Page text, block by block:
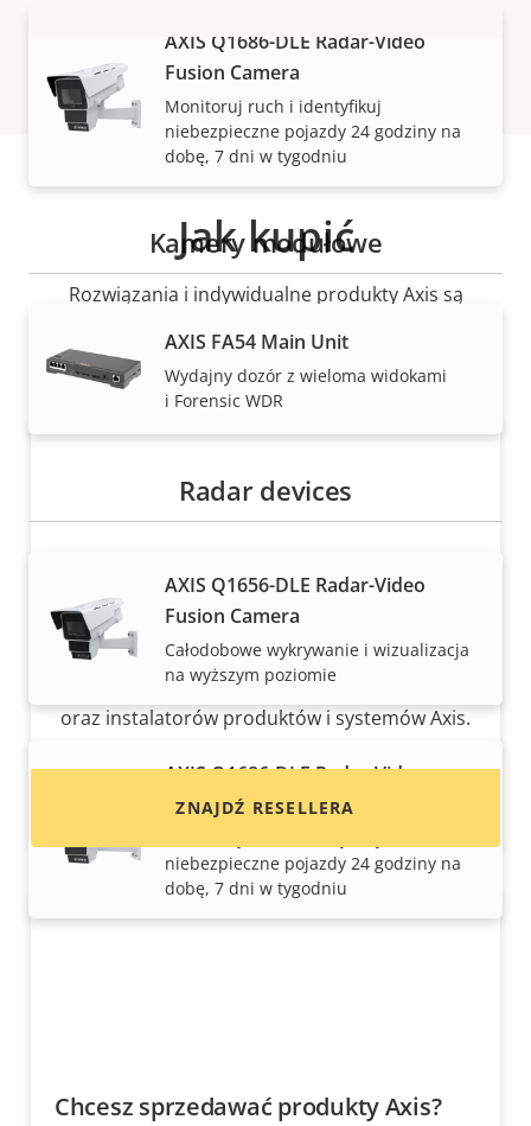
WYŚWIETL WIĘCEJ
AXIS Q1686-DLE Radar-Video
Fusion Camera
Monitoruj ruch i identyfikuj
niebezpieczne pojazdy 24 godziny na
dobę, 7 dni w tygodniu
Kamery modułowe
AXIS FA54 Main Unit
Wydajny dozór z wieloma widokami
i Forensic WDR
Radar devices
AXIS Q1656-DLE Radar-Video
Fusion Camera
Całodobowe wykrywanie i wizualizacja
na wyższym poziomie
AXIS Q1686-DLE Radar-Video
Fusion Camera
niebezpieczne pojazdy 24 godziny na
dobę, 7 dni w tygodniu
Jak kupić
Rozwiązania i indywidualne produkty Axis są
zaufanych partnerów.
Chcesz kupić produkty Axis?
Znajdź resellerów, integratorów systemów
oraz instalatorów produktów i systemów Axis.
ZNAJDŹ RESELLERA
Chcesz sprzedawać produkty Axis?